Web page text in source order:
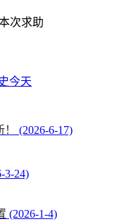
次求助
今天
(2026-6-17)
3-24)
(2026-1-4)